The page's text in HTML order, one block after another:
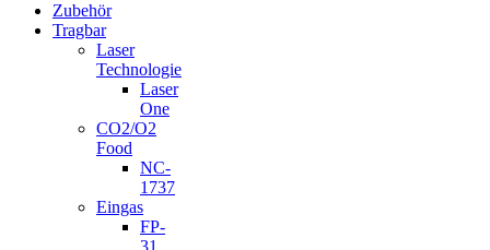
Zubehör
Tragbar
Laser
Technologie
Laser
One
CO2/O2
Food
NC-
1737
Eingas
FP-
31